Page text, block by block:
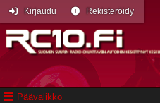
Päävalikko
Kirjaudu Rekisteröidy